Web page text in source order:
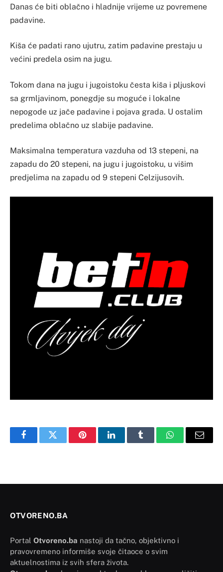
Danas će biti oblačno i hladnije vrijeme uz povremene
padavine.
Kiša će padati rano ujutru, zatim padavine prestaju u
većini predela osim na jugu.
Tokom dana na jugu i jugoistoku česta kiša i pljuskovi
sa grmljavinom, ponegdje su moguće i lokalne
nepogode uz jače padavine i pojava grada. U ostalim
predelima oblačno uz slabije padavine.
Maksimalna temperatura vazduha od 13 stepeni, na
zapadu do 20 stepeni, na jugu i jugoistoku, u višim
predjelima na zapadu od 9 stepeni Celzijusovih.
FacebookTwitter PinterestLinkedInTumblr WhatsAppEmail
OTVORENO.BA
Portal Otvoreno.ba nastoji da tačno, objektivno i
pravovremeno informiše svoje čitaoce o svim
aktuelnostima iz svih sfera života.